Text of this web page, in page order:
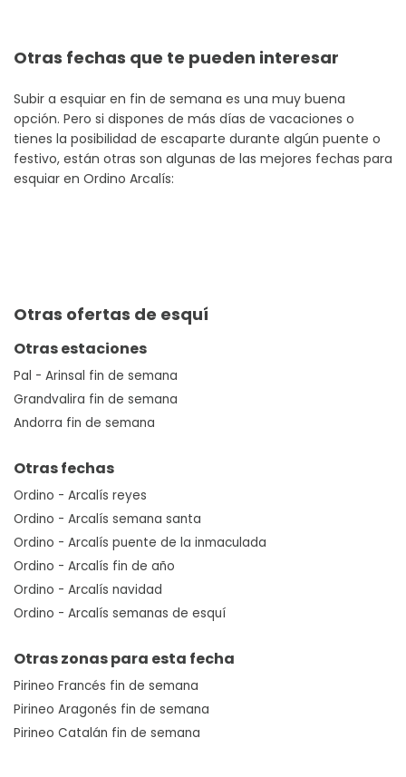
Otras fechas que te pueden interesar
Subir a esquiar en fin de semana es una muy buena
opción. Pero si dispones de más días de vacaciones o
tienes la posibilidad de escaparte durante algún puente o
festivo, están otras son algunas de las mejores fechas para
esquiar en Ordino Arcalís:
Otras ofertas de esquí
Otras estaciones
Pal - Arinsal fin de semana
Grandvalira fin de semana
Andorra fin de semana
Otras fechas
Ordino - Arcalís reyes
Ordino - Arcalís semana santa
Ordino - Arcalís puente de la inmaculada
Ordino - Arcalís fin de año
Ordino - Arcalís navidad
Ordino - Arcalís semanas de esquí
Otras zonas para esta fecha
Pirineo Francés fin de semana
Pirineo Aragonés fin de semana
Pirineo Catalán fin de semana